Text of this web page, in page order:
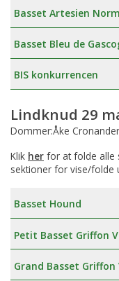
Basset Artesien
Basset Bleu de
BIS konkurrencen
Lindknud 29
Dommer:Åke
Klik her for at folde alle
sektioner for vise/folde
Basset Hound
Petit Basset Griffon
Grand Basset Griffon